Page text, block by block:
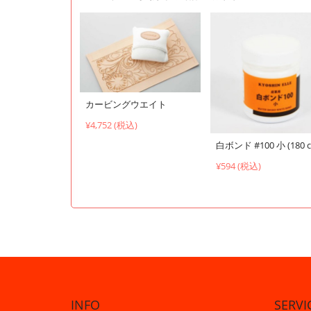
カービングウエイト
¥4,752 (税込)
白ボンド #100 小 (180
¥594 (税込)
INFO